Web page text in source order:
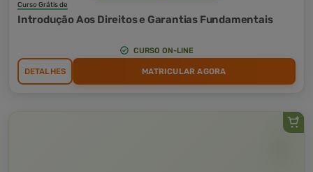
Curso Grátis de
Introdução Aos Direitos e Garantias Fundamentais
CURSO ON-LINE
DETALHES MATRICULAR AGORA